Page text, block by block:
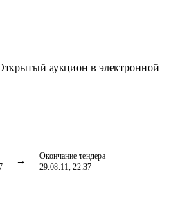
аукцион в электронной
Окончание тендера
29.08.11, 22:37